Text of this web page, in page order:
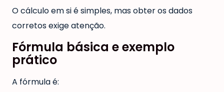
O cálculo em si é simples, mas obter os dados
corretos exige atenção.
Fórmula básica e exemplo
prático
A fórmula é: